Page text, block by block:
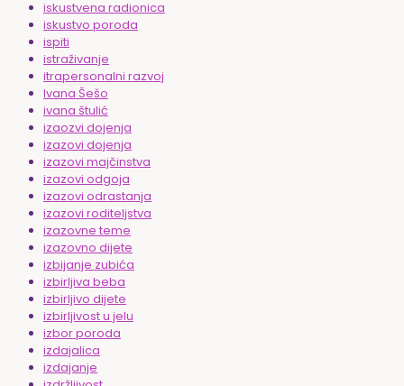
iskustvena radionica
iskustvo poroda
ispiti
istraživanje
itrapersonalni razvoj
Ivana Šešo
ivana štulić
izaozvi dojenja
izazovi dojenja
izazovi majčinstva
izazovi odgoja
izazovi odrastanja
izazovi roditeljstva
izazovne teme
izazovno dijete
izbijanje zubića
izbirljiva beba
izbirljivo dijete
izbirljivost u jelu
izbor poroda
izdajalica
izdajanje